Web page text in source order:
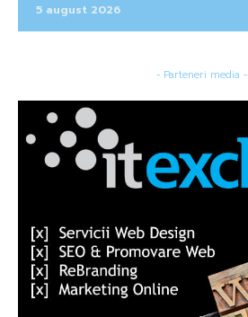
5 august 2026
- Parteneri media -